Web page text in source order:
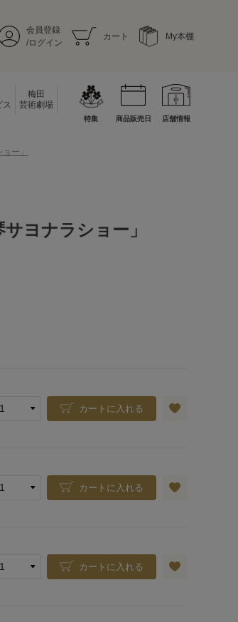
会員登録
/ログイン
カート My本棚
ス
梅田
芸術劇場
特集 商品販売日 店舗情報
ー」
ヨナラショー」
カートに入れる
カートに入れる
カートに入れる